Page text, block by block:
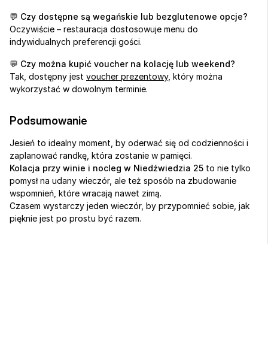
💬 Czy dostępne są wegańskie lub bezglutenowe opcje?
Oczywiście – restauracja dostosowuje menu do
indywidualnych preferencji gości.
💬 Czy można kupić voucher na kolację lub weekend?
Tak, dostępny jest voucher prezentowy, który można
wykorzystać w dowolnym terminie.
Podsumowanie
Jesień to idealny moment, by oderwać się od codzienności i
zaplanować randkę, która zostanie w pamięci.
Kolacja przy winie i nocleg w Niedźwiedzia 25 to nie tylko
pomysł na udany wieczór, ale też sposób na zbudowanie
wspomnień, które wracają nawet zimą.
Czasem wystarczy jeden wieczór, by przypomnieć sobie, jak
pięknie jest po prostu być razem.